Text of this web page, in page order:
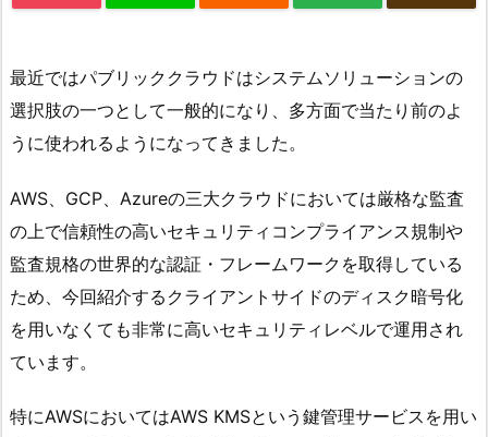
最近ではパブリッククラウドはシステムソリューションの
選択肢の一つとして一般的になり、多方面で当たり前のよ
うに使われるようになってきました。
AWS、GCP、Azureの三大クラウドにおいては厳格な監査
の上で信頼性の高いセキュリティコンプライアンス規制や
監査規格の世界的な認証・フレームワークを取得している
ため、今回紹介するクライアントサイドのディスク暗号化
を用いなくても非常に高いセキュリティレベルで運用され
ています。
特にAWSにおいてはAWS KMSという鍵管理サービスを用い